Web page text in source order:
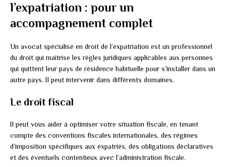
l’expatriation : pour un
accompagnement complet
Un avocat spécialisé en droit de l’expatriation est un professionnel
du droit qui maîtrise les règles juridiques applicables aux personnes
qui quittent leur pays de résidence habituelle pour s’installer dans un
autre pays. Il peut intervenir dans différents domaines.
Le droit fiscal
Il peut vous aider à optimiser votre situation fiscale, en tenant
compte des conventions fiscales internationales, des régimes
d’imposition spécifiques aux expatriés, des obligations déclaratives
et des éventuels contentieux avec l’administration fiscale.